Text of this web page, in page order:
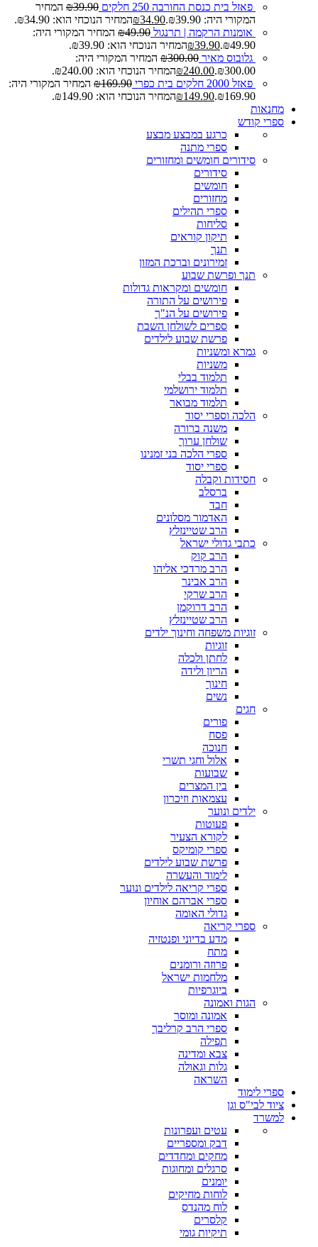
פאזל בית כנסת החורבה 250 חלקים ₪39.90
המחיר
המקורי היה: ₪39.90.
₪34.90
המחיר הנוכחי הוא: ₪34.90.
אומנות הרקמה | תרנגול
₪49.90
המחיר המקורי היה:
₪49.90.
₪39.90
המחיר הנוכחי הוא: ₪39.90.
גלובוס מאיר
₪300.00
המחיר המקורי היה:
₪300.00.
₪240.00
המחיר הנוכחי הוא: ₪240.00.
פאזל 2000 חלקים בית כפרי
₪169.90
המחיר המקורי היה:
₪169.90.
₪149.90
המחיר הנוכחי הוא: ₪149.90.
מחנאות
ספרי קודש
כרגע במבצע מבצע
ספרי מתנה
סידורים חומשים ומחזורים
סידורים
חומשים
מחזורים
ספרי תהילים
סליחות
תיקון קוראים
תנך
זמירונים וברכת המזון
תנך ופרשת שבוע
חומשים ומקראות גדולות
פירושים על התורה
פירושים על הנ"ך
ספרים לשולחן השבת
פרשת שבוע לילדים
גמרא ומשניות
משניות
תלמוד בבלי
תלמוד ירושלמי
תלמוד מבואר
הלכה וספרי יסוד
משנה ברורה
שולחן ערוך
ספרי הלכה בני זמנינו
ספרי יסוד
חסידות וקבלה
ברסלב
חבד
האדמור מסלונים
הרב שטיינזלץ
כתבי גדולי ישראל
הרב קוק
הרב מרדכי אליהו
הרב אבינר
הרב שרקי
הרב דרוקמן
הרב שטיינזלץ
זוגיות משפחה וחינוך ילדים
זוגיות
לחתן ולכלה
הריון ולידה
חינוך
נשים
חגים
פורים
פסח
חנוכה
אלול וחגי תשרי
שבועות
בין המצרים
עצמאות וזיכרון
ילדים ונוער
פעוטות
לקורא הצעיר
ספרי קומיקס
פרשת שבוע לילדים
לימוד והעשרה
ספרי קריאה לילדים ונוער
ספרי אברהם אוחיון
גדולי האומה
ספרי קריאה
מדע בדיוני ופנטזיה
מתח
פרוזה ורומנים
מלחמות ישראל
ביוגרפיות
הגות ואמונה
אמונה ומוסר
ספרי הרב קרליבך
תפילה
צבא ומדינה
גלות וגאולה
השראה
ספרי לימוד
ציוד לבי"ס וגן
למשרד
עטים ועפרונות
דבק ומספריים
מחקים ומחדדים
סרגלים ומחוגות
יומנים
לוחות מחיקים
לוח מהנדס
קלסרים
תיקיות גומי